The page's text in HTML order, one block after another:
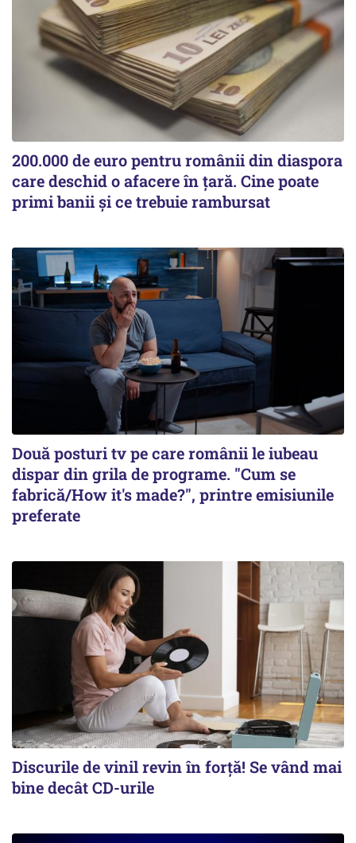
200.000 de euro pentru românii din diaspora
care deschid o afacere în țară. Cine poate
primi banii și ce trebuie rambursat
Două posturi tv pe care românii le iubeau
dispar din grila de programe. "Cum se
fabrică/How it's made?", printre emisiunile
preferate
Discurile de vinil revin în forţă! Se vând mai
bine decât CD-urile